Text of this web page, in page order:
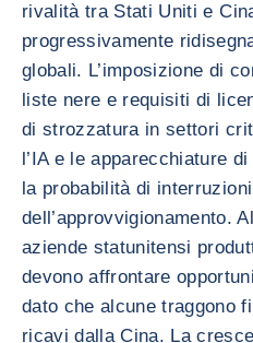
rivalità tra Stati Uniti e
progressivamente
globali. L’imposizione di
liste nere e requisiti di
di strozzatura in settori
l’IA e le apparecchiature
la probabilità di interruzioni
dell’approvvigionamento.
aziende statunitensi
devono affrontare
dato che alcune traggono
ricavi dalla Cina. La